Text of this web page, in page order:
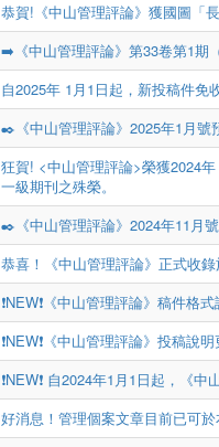
恭賀!《中山管理評論》獲國圖「
➡️《中山管理評論》第33卷第1期
自2025年 1月1日起，新投稿件免
✒️《中山管理評論》2025年1月號
狂賀! <中山管理評論>榮獲2024
一級期刊之殊榮。
✒️《中山管理評論》2024年11月
恭喜！《中山管理評論》正式收
❗NEW❗《中山管理評論》稿件格
❗NEW❗《中山管理評論》投稿說
❗NEW❗ 自2024年1月1日起，《
好消息！管理個案文章目前已可於